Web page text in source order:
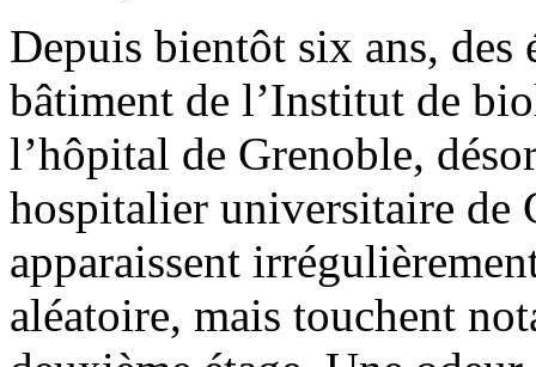
Depuis bientôt six ans, des
bâtiment de l’Institut de
l’hôpital de Grenoble,
hospitalier universitaire de
apparaissent
aléatoire, mais touchent